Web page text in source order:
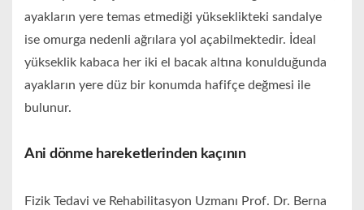
ayakların yere temas etmediği yükseklikteki sandalye
ise omurga nedenli ağrılara yol açabilmektedir. İdeal
yükseklik kabaca her iki el bacak altına konulduğunda
ayakların yere düz bir konumda hafifçe değmesi ile
bulunur.
Ani dönme hareketlerinden kaçının
Fizik Tedavi ve Rehabilitasyon Uzmanı Prof. Dr. Berna